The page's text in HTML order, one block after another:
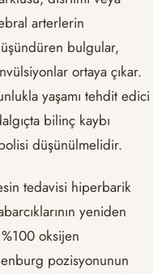
arterlerin
bulgular,
ortaya çıkar.
yaşamı tehdit edici
bilinç kaybı
düşünülmelidir.
tedavisi hiperbarik
yeniden
oksijen
pozisyonunun